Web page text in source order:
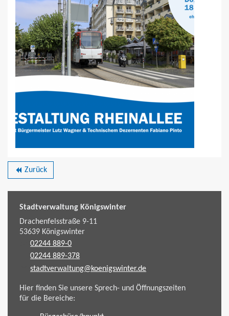
backward Zurück
Stadtverwaltung Königswinter
Drachenfelsstraße 9-11
53639Königswinter
02244 889-0
02244 889-378
stadtverwaltung@koenigswinter.de
Hier finden Sie unsere Sprech- und Öffnungszeiten
für die Bereiche: